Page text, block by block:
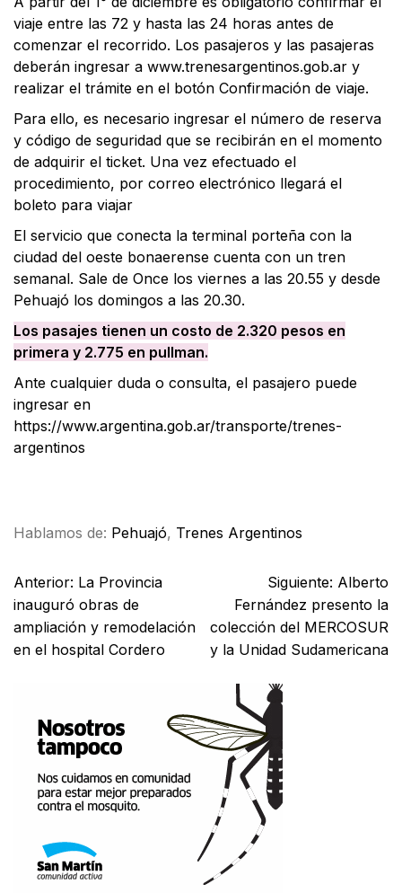
viaje entre las 72 y hasta las 24 horas antes de
comenzar el recorrido. Los pasajeros y las pasajeras
deberán ingresar a www.trenesargentinos.gob.ar y
realizar el trámite en el botón Confirmación de viaje.
Para ello, es necesario ingresar el número de reserva
y código de seguridad que se recibirán en el momento
de adquirir el ticket. Una vez efectuado el
procedimiento, por correo electrónico llegará el
boleto para viajar
El servicio que conecta la terminal porteña con la
ciudad del oeste bonaerense cuenta con un tren
semanal. Sale de Once los viernes a las 20.55 y desde
Pehuajó los domingos a las 20.30.
Los pasajes tienen un costo de 2.320 pesos en
primera y 2.775 en pullman.
Ante cualquier duda o consulta, el pasajero puede
ingresar en
https://www.argentina.gob.ar/transporte/trenes-
argentinos
Hablamos de: Pehuajó, Trenes Argentinos
Anterior: La Provincia
inauguró obras de
ampliación y remodelación
en el hospital Cordero
Siguiente: Alberto
Fernández presento la
colección del MERCOSUR
y la Unidad Sudamericana